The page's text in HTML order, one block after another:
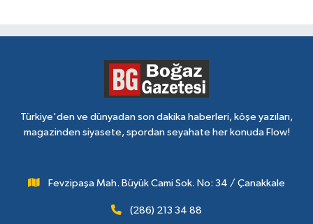
Türkiye'den ve dünyadan son dakika haberleri, köşe yazıları,
magazinden siyasete, spordan seyahate her konuda Flow!
Fevzipaşa Mah. Büyük Cami Sok. No: 34 / Çanakkale
(286) 213 34 88